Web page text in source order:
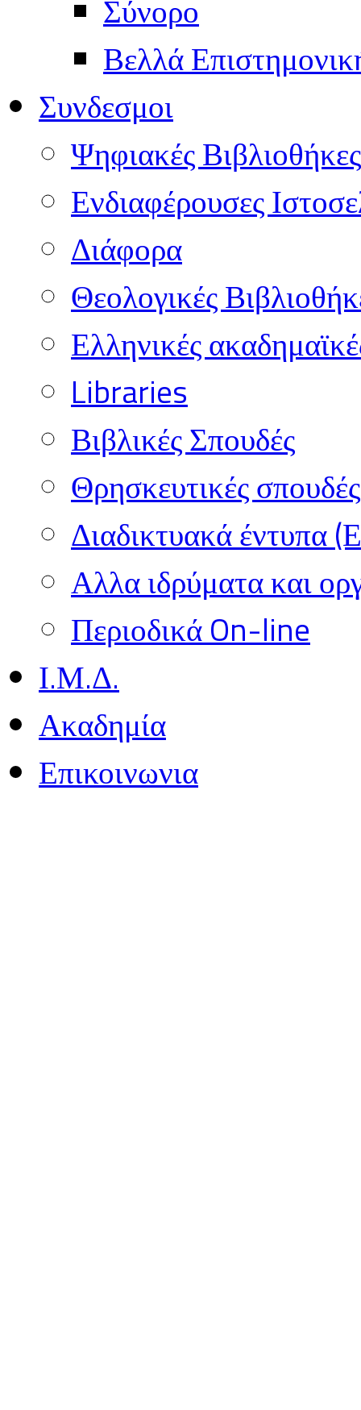
Σύνορο
Βελλά
Συνδεσμοι
Ψηφιακές Βιβλιοθήκες
Ενδιαφέρουσες
Διάφορα
Θεολογικές
Ελληνικές
Libraries
Βιβλικές Σπουδές
Θρησκευτικές
Διαδικτυακά έντυπα
Αλλα ιδρύματα και
Περιοδικά On-line
Ι.Μ.Δ.
Ακαδημία
Επικοινωνια